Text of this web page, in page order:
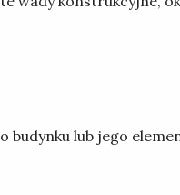
budynku lub jego